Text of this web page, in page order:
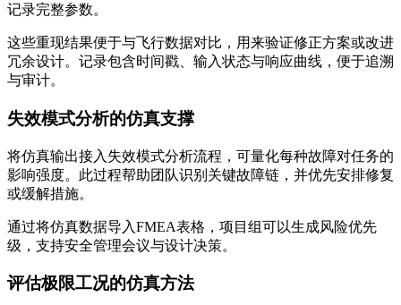
记录完整参数。
这些重现结果便于与飞行数据对比，用来验证修正方案或改进
冗余设计。记录包含时间戳、输入状态与响应曲线，便于追溯
与审计。
失效模式分析的仿真支撑
将仿真输出接入失效模式分析流程，可量化每种故障对任务的
影响强度。此过程帮助团队识别关键故障链，并优先安排修复
或缓解措施。
通过将仿真数据导入FMEA表格，项目组可以生成风险优先
级，支持安全管理会议与设计决策。
评估极限工况的仿真方法